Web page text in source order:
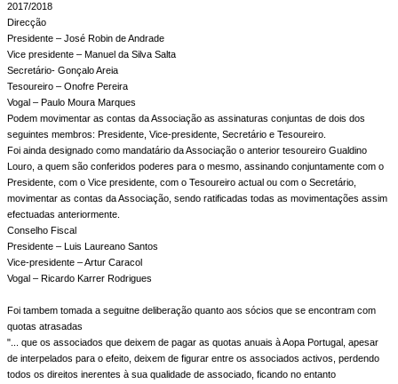
2017/2018
Direcção
Presidente – José Robin de Andrade
Vice presidente – Manuel da Silva Salta
Secretário- Gonçalo Areia
Tesoureiro – Onofre Pereira
Vogal – Paulo Moura Marques
Podem movimentar as contas da Associação as assinaturas conjuntas de dois dos
seguintes membros: Presidente, Vice-presidente, Secretário e Tesoureiro.
Foi ainda designado como mandatário da Associação o anterior tesoureiro Gualdino
Louro, a quem são conferidos poderes para o mesmo, assinando conjuntamente com o
Presidente, com o Vice presidente, com o Tesoureiro actual ou com o Secretário,
movimentar as contas da Associação, sendo ratificadas todas as movimentações assim
efectuadas anteriormente.
Conselho Fiscal
Presidente – Luis Laureano Santos
Vice-presidente – Artur Caracol
Vogal – Ricardo Karrer Rodrigues
Foi tambem tomada a seguitne deliberação quanto aos sócios que se encontram com
quotas atrasadas
"... que os associados que deixem de pagar as quotas anuais à Aopa Portugal, apesar
de interpelados para o efeito, deixem de figurar entre os associados activos, perdendo
todos os direitos inerentes à sua qualidade de associado, ficando no entanto